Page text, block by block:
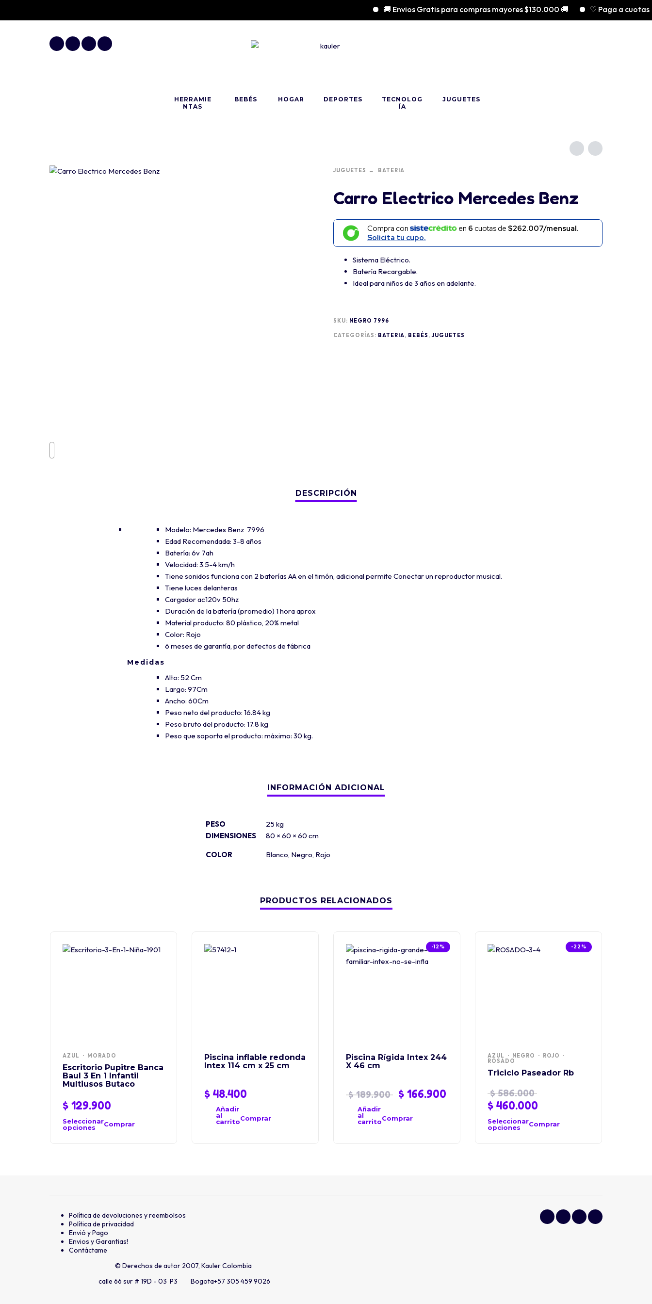
🚚 Envios Gratis para compras mayores $130.000 🚚 ♡ Paga a cuotas con
HERRAMIE
NTAS
BEBÉS HOGAR DEPORTES
TECNOLOG
ÍA
JUGUETES
JUGUETES BATERIA
Carro Electrico Mercedes Benz
Compra con en 6 cuotas de $262.007/mensual.
Solicita tu cupo.
Sistema Eléctrico.
Batería Recargable.
Ideal para niños de 3 años en adelante.
SKU: NEGRO 7996
CATEGORÍAS: BATERIA, BEBÉS , JUGUETES
Modelo: Mercedes Benz 7996
Edad Recomendada: 3-8 años
Batería: 6v 7ah
Velocidad: 3.5-4 km/h
Tiene sonidos funciona con 2 baterías AA en el timón, adicional permite Conectar un reproductor musical.
Tiene luces delanteras
Cargador ac120v 50hz
Duración de la batería (promedio) 1 hora aprox
Material producto: 80 plástico, 20% metal
Color: Rojo
6 meses de garantía, por defectos de fábrica
Medidas
Alto: 52 Cm
Largo: 97Cm
Ancho: 60Cm
Peso neto del producto: 16.84 kg
Peso bruto del producto: 17.8 kg
Peso que soporta el producto: máximo: 30 kg.
PESO
25 kg
DIMENSIONES
80 × 60 × 60 cm
COLOR Blanco, Negro, Rojo
PRODUCTOS RELACIONADOS
AZUL MORADO
Escritorio Pupitre Banca
Baul 3 En 1 Infantil
Multiusos Butaco
$ 129.900
Seleccionar
opciones
Comprar
Piscina inflable redonda
Intex 114 cm x 25 cm
$ 48.400
Añadir
al
carritoComprar
-12%
Piscina Rígida Intex 244
X 46 cm
$189.900 $ 166.900
Añadir
al
carritoComprar
-22%
AZUL NEGRO ROJO
ROSADO
Triciclo Paseador Rb
$586.000
$ 460.000
Seleccionar
opciones
Comprar
Política de devoluciones y reembolsos
Política de privacidad
Envió y Pago
Envios y Garantias!
Contáctame
© Derechos de autor 2007, Kauler Colombia
calle 66 sur # 19D - 03 P3 Bogota+57 305 459 9026